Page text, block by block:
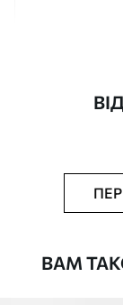
Додатково
ВАМ